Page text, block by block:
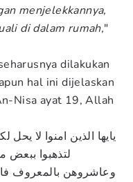
menjelekkannya,
di dalam rumah,"
dilakukan
hal ini dijelaskan
Nisa ayat 19, Allah
يايها الذين امنوا لا
لتذهبوا ببعض
وعاشروهن بالمعروف